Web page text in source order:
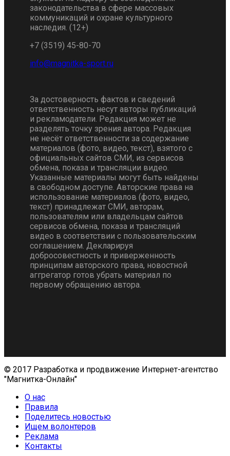
законодательства в сфере массовых
коммуникаций и охране культурного
наследия. (12+)
+7 (3519) 45-80-70
За достоверность фактов и сведений
ответственность несут авторы публикаций
и рекламодатели. Редакция может не
разделять точку зрения автора. Редакция
не несёт ответственности за содержание
материалов (фото, видео, текст), взятого с
официальных сайтов СМИ, из сервисов
обмена, показа и трансляции видео.
Указанные материалы могут быть найдены
в свободном доступе. Авторские права на
использование материалов (фото, видео,
текст) принадлежат СМИ, авторам,
пользователям или владельцам сайтов
сервисов обмена, показа и трансляций
видео в соответствии с пользовательским
соглашением. Декларируя
добросовестность и приверженность
принципам авторского права, новостной
аггрегатор готов убрать материал по
первому обращению автора.
© 2017 Разработка и продвижение Интернет-агентство
"Магнитка-Онлайн"
О нас
Правила
Поделитесь новостью
Ищем волонтеров
Реклама
Контакты